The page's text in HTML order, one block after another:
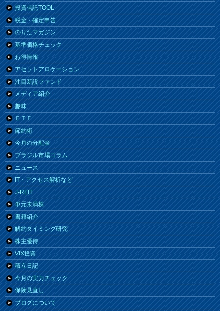
投資信託TOOL
税金・確定申告
のりたマガジン
基準価格チェック
お得情報
アセットアロケーション
注目新設ファンド
メディア紹介
趣味
ＥＴＦ
節約術
今月の分配金
ブラジル市場コラム
ニュース
IT・アクセス解析など
J-REIT
単元未満株
書籍紹介
解約タイミング研究
株主優待
VIX投資
積立日記
今月の実力チェック
保険見直し
ブログについて